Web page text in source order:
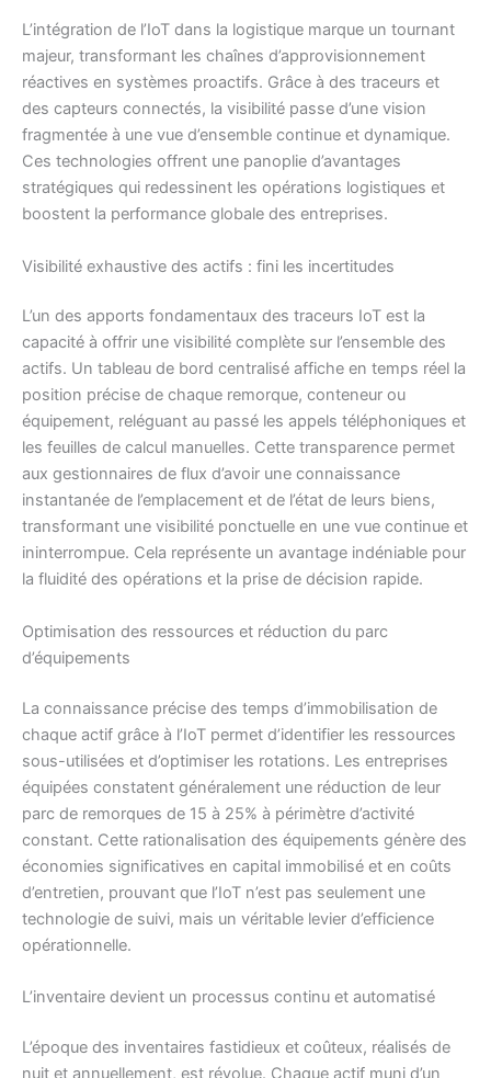
L’intégration de l’IoT dans la logistique marque un tournant
majeur, transformant les chaînes d’approvisionnement
réactives en systèmes proactifs. Grâce à des traceurs et
des capteurs connectés, la visibilité passe d’une vision
fragmentée à une vue d’ensemble continue et dynamique.
Ces technologies offrent une panoplie d’avantages
stratégiques qui redessinent les opérations logistiques et
boostent la performance globale des entreprises.
Visibilité exhaustive des actifs : fini les incertitudes
L’un des apports fondamentaux des traceurs IoT est la
capacité à offrir une visibilité complète sur l’ensemble des
actifs. Un tableau de bord centralisé affiche en temps réel la
position précise de chaque remorque, conteneur ou
équipement, reléguant au passé les appels téléphoniques et
les feuilles de calcul manuelles. Cette transparence permet
aux gestionnaires de flux d’avoir une connaissance
instantanée de l’emplacement et de l’état de leurs biens,
transformant une visibilité ponctuelle en une vue continue et
ininterrompue. Cela représente un avantage indéniable pour
la fluidité des opérations et la prise de décision rapide.
Optimisation des ressources et réduction du parc
d’équipements
La connaissance précise des temps d’immobilisation de
chaque actif grâce à l’IoT permet d’identifier les ressources
sous-utilisées et d’optimiser les rotations. Les entreprises
équipées constatent généralement une réduction de leur
parc de remorques de 15 à 25% à périmètre d’activité
constant. Cette rationalisation des équipements génère des
économies significatives en capital immobilisé et en coûts
d’entretien, prouvant que l’IoT n’est pas seulement une
technologie de suivi, mais un véritable levier d’efficience
opérationnelle.
L’inventaire devient un processus continu et automatisé
L’époque des inventaires fastidieux et coûteux, réalisés de
nuit et annuellement, est révolue. Chaque actif muni d’un